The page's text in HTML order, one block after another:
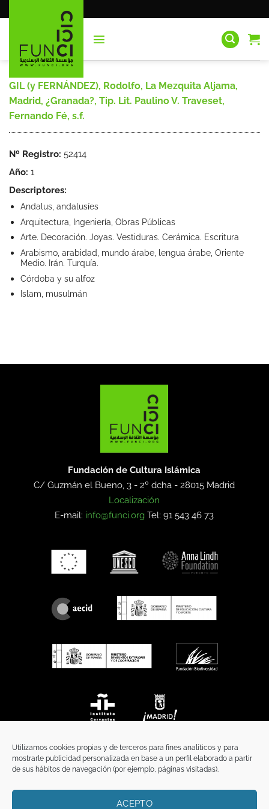
Utilizamos cookies propias y de terceros para fines analíticos y para
mostrarle publicidad personalizada en base a un perfil elaborado a partir
de sus hábitos de navegación (por ejemplo, páginas visitadas).
ACEPTO
al
GIL (y FERNÁNDEZ), Rodolfo, La Mezquita Aljama,
Madrid, ¿Granada?, Tip. Lit. Paulino V. Traveset,
Fernando Fé, s.f.
Nº Registro: 52414
Año: 1
Descriptores:
Andalus, andalusíes
Arquitectura, Ingeniería, Obras Públicas
Arte. Decoración. Joyas. Vestiduras. Cerámica. Escritura
Arabismo, arabidad, mundo árabe, lengua árabe, Oriente
Medio. Irán. Turquía.
Córdoba y su alfoz
Islam, musulmán
Fundación de Cultura Islámica
C/ Guzmán el Bueno, 3 - 2º dcha -28015 Madrid
Localización
E-mail: info@funci.org Tel: 91 543 46 73